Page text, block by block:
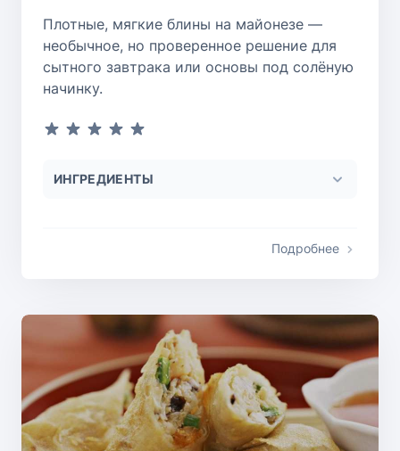
Плотные, мягкие блины на майонезе —
необычное, но проверенное решение для
сытного завтрака или основы под солёную
начинку.
ИНГРЕДИЕНТЫ
Подробнее